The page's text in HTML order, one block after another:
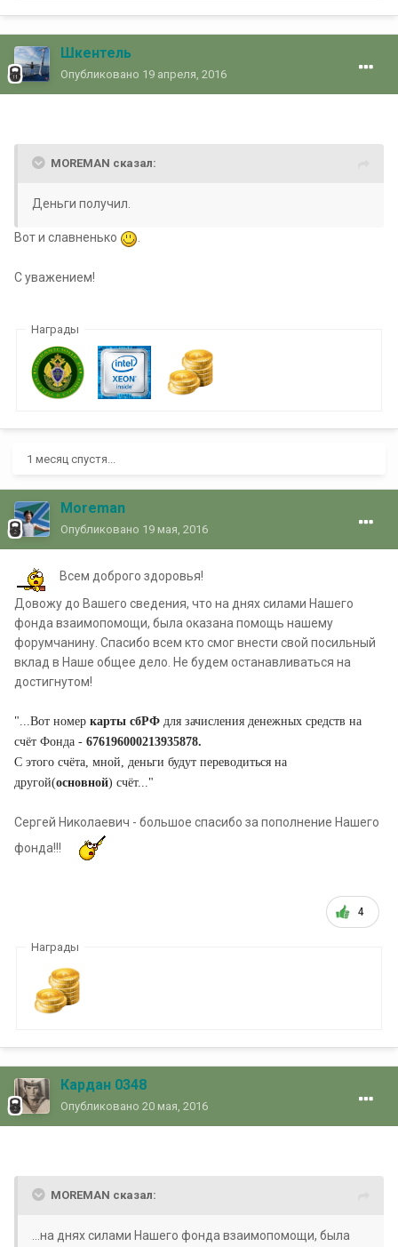
Шкентель
Опубликовано 19 апреля, 2016
MOREMAN сказал:
Деньги получил.
Вот и славненько .
С уважением!
Награды
1 месяц спустя...
Moreman
Опубликовано 19 мая, 2016
Всем доброго здоровья!
Довожу до Вашего сведения, что на днях силами Нашего
фонда взаимопомощи, была оказана помощь нашему
форумчанину. Спасибо всем кто смог внести свой посильный
вклад в Наше общее дело. Не будем останавливаться на
достигнутом!
"...Вот номер карты сбРФ для зачисления денежных средств на
счёт Фонда - 676196000213935878.
С этого счёта, мной, деньги будут переводиться на
другой(основной) счёт..."
Сергей Николаевич - большое спасибо за пополнение Нашего
фонда!!!
4
Награды
Кардан 0348
Опубликовано 20 мая, 2016
MOREMAN сказал:
...на днях силами Нашего фонда взаимопомощи, была